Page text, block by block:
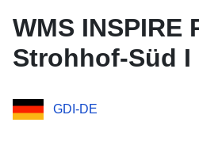
WMS INSPIRE
Strohhof-Süd I
GDI-DE